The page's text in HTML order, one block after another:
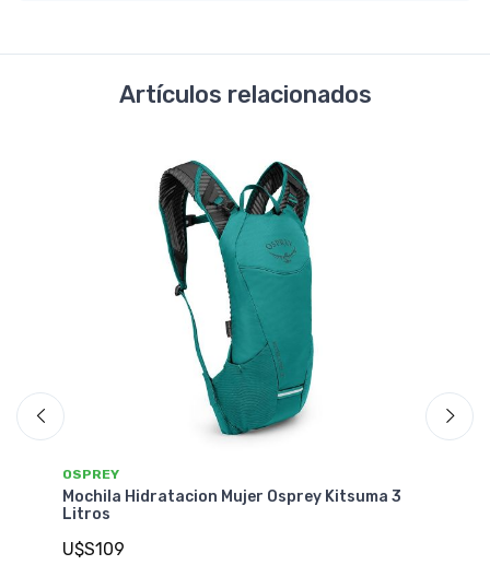
Artículos relacionados
OSPREY
Mochila Hidratacion Mujer Osprey Kitsuma 3
Litros
U$S109